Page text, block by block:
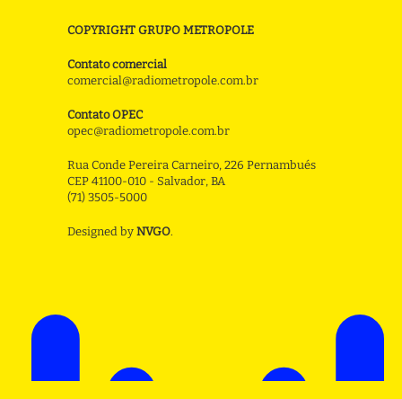
COPYRIGHT GRUPO METROPOLE
Contato comercial
comercial@radiometropole.com.br
Contato OPEC
opec@radiometropole.com.br
Rua Conde Pereira Carneiro, 226 Pernambués
CEP 41100-010 - Salvador, BA
(71) 3505-5000
Designed by NVGO.